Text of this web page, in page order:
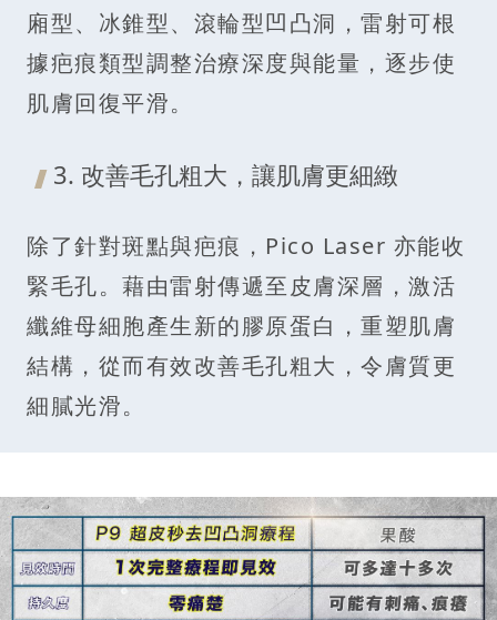
廂型、冰錐型、滾輪型凹凸洞，雷射可根
據疤痕類型調整治療深度與能量，逐步使
肌膚回復平滑。
3. 改善毛孔粗大，讓肌膚更細緻
除了針對斑點與疤痕，Pico Laser 亦能收
緊毛孔。藉由雷射傳遞至皮膚深層，激活
纖維母細胞產生新的膠原蛋白，重塑肌膚
結構，從而有效改善毛孔粗大，令膚質更
細膩光滑。